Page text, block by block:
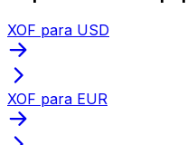
XOF para USD
XOF para EUR